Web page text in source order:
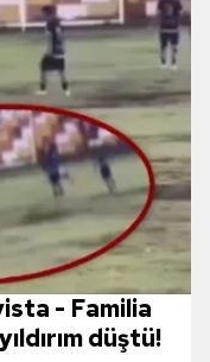
- Familia
düştü!